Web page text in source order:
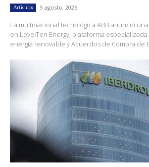
Artículos 9 agosto, 2026
La multinacional tecnológica ABB anunció
en LevelTen Energy, plataforma
energía renovable y Acuerdos de Compra de